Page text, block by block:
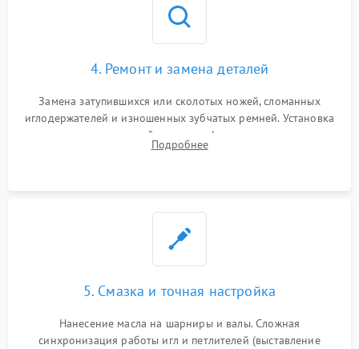
4. Ремонт и замена деталей
Замена затупившихся или сколотых ножей, сломанных
иглодержателей и изношенных зубчатых ремней. Установка
новых петлителей взамен деформированных.
Восстановление контактов в педали и цепях
Подробнее
5. Смазка и точная настройка
Нанесение масла на шарниры и валы. Сложная
синхронизация работы игл и петлителей (выставление